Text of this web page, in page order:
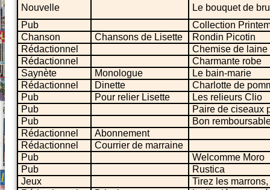
Nouvelle
Le bouquet de
Pub
Collection
Chanson
Chansons de Lisette
Rondin Picotin
Rédactionnel
Chemise de laine
Rédactionnel
Charmante robe
Saynète
Monologue
Le bain-marie
Rédactionnel
Dinette
Charlotte de
Pub
Pour relier Lisette
Les relieurs Clio
Pub
Paire de ciseaux
Pub
Bon
Rédactionnel
Abonnement
Rédactionnel
Courrier de marraine
Pub
Welcomme Moro
Pub
Rustica
Jeux
Tirez les